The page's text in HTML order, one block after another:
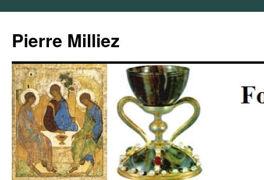
Pierre Milliez